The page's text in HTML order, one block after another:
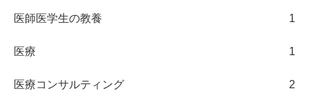
医師医学生の教養 1
医療 1
医療コンサルティング 2